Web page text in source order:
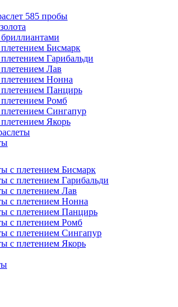
585 пробы
Бисмарк
Гарибальди
Лав
Нонна
Панцирь
Ромб
Сингапур
Якорь
с плетением Бисмарк
с плетением Гарибальди
с плетением Лав
с плетением Нонна
с плетением Панцирь
с плетением Ромб
с плетением Сингапур
с плетением Якорь